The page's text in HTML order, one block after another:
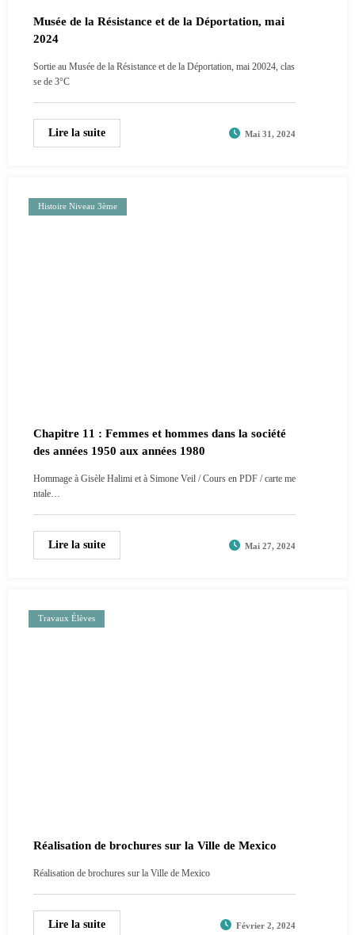
Musée de la Résistance et de la Déportation, mai
2024
Sortie au Musée de la Résistance et de la Déportation, mai 20024, clas
se de 3°C
Lire la suite Mai 31, 2024
Histoire Niveau 3ème
Chapitre 11 : Femmes et hommes dans la société
des années 1950 aux années 1980
Hommage à Gisèle Halimi et à Simone Veil / Cours en PDF / carte me
ntale…
Lire la suite Mai 27, 2024
Travaux Élèves
Réalisation de brochures sur la Ville de Mexico
Réalisation de brochures sur la Ville de Mexico
Lire la suite Février 2, 2024